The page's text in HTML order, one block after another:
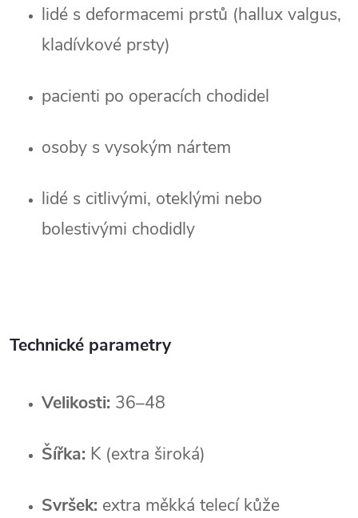
lidé s deformacemi prstů (hallux valgus,
kladívkové prsty)
pacienti po operacích chodidel
osoby s vysokým nártem
lidé s citlivými, oteklými nebo
bolestivými chodidly
Technické parametry
Velikosti: 36–48
Šířka: K (extra široká)
Svršek: extra měkká telecí kůže